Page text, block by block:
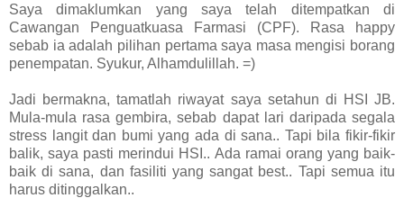
Saya dimaklumkan yang saya telah ditempatkan di
Cawangan Penguatkuasa Farmasi (CPF). Rasa happy
sebab ia adalah pilihan pertama saya masa mengisi borang
penempatan. Syukur, Alhamdulillah. =)
Jadi bermakna, tamatlah riwayat saya setahun di HSI JB.
Mula-mula rasa gembira, sebab dapat lari daripada segala
stress langit dan bumi yang ada di sana.. Tapi bila fikir-fikir
balik, saya pasti merindui HSI.. Ada ramai orang yang baik-
baik di sana, dan fasiliti yang sangat best.. Tapi semua itu
harus ditinggalkan..